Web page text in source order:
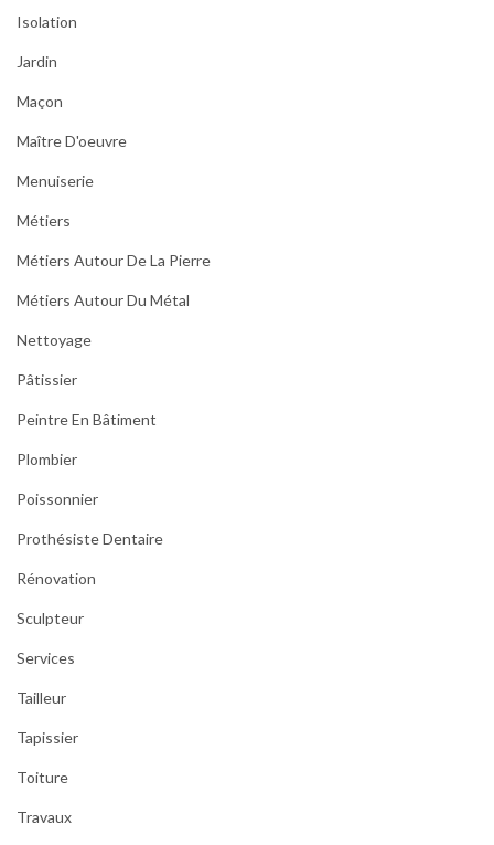
Isolation
Jardin
Maçon
Maître D'oeuvre
Menuiserie
Métiers
Métiers Autour De La Pierre
Métiers Autour Du Métal
Nettoyage
Pâtissier
Peintre En Bâtiment
Plombier
Poissonnier
Prothésiste Dentaire
Rénovation
Sculpteur
Services
Tailleur
Tapissier
Toiture
Travaux